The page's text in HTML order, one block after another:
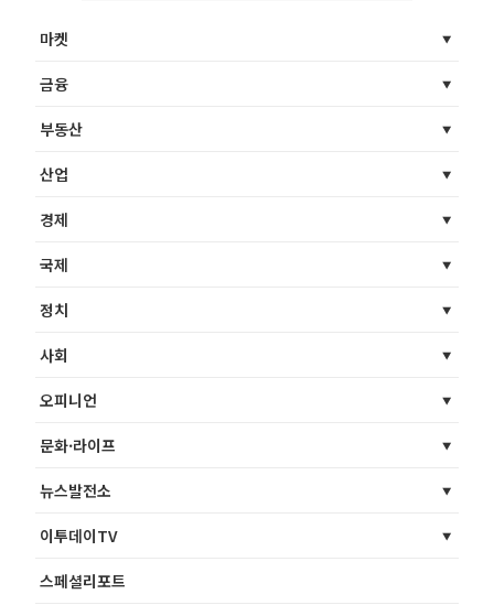
마켓
금융
부동산
산업
경제
국제
정치
사회
오피니언
문화·라이프
뉴스발전소
이투데이TV
스페셜리포트